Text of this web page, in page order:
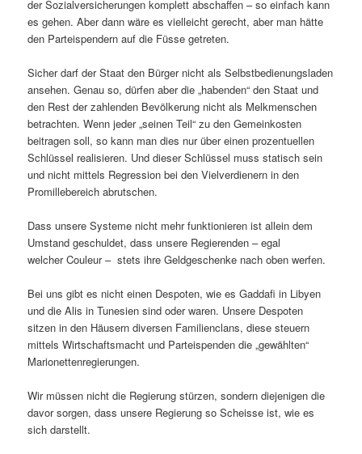
der Sozialversicherungen komplett abschaffen – so einfach kann
es gehen. Aber dann wäre es vielleicht gerecht, aber man hätte
den Parteispendern auf die Füsse getreten.
Sicher darf der Staat den Bürger nicht als Selbstbedienungsladen
ansehen. Genau so, dürfen aber die „habenden“ den Staat und
den Rest der zahlenden Bevölkerung nicht als Melkmenschen
betrachten. Wenn jeder „seinen Teil“ zu den Gemeinkosten
beitragen soll, so kann man dies nur über einen prozentuellen
Schlüssel realisieren. Und dieser Schlüssel muss statisch sein
und nicht mittels Regression bei den Vielverdienern in den
Promillebereich abrutschen.
Dass unsere Systeme nicht mehr funktionieren ist allein dem
Umstand geschuldet, dass unsere Regierenden – egal
welcher Couleur – stets ihre Geldgeschenke nach oben werfen.
Bei uns gibt es nicht einen Despoten, wie es Gaddafi in Libyen
und die Alis in Tunesien sind oder waren. Unsere Despoten
sitzen in den Häusern diversen Familienclans, diese steuern
mittels Wirtschaftsmacht und Parteispenden die „gewählten“
Marionettenregierungen.
Wir müssen nicht die Regierung stürzen, sondern diejenigen die
davor sorgen, dass unsere Regierung so Scheisse ist, wie es
sich darstellt.